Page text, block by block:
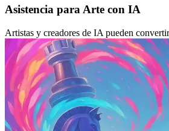
Asistencia para Arte con IA
Artistas y creadores de IA pueden